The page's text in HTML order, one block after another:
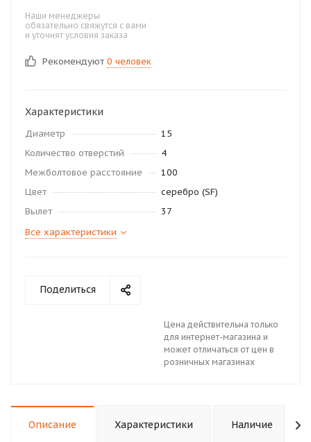
Наши менеджеры
обязательно свяжутся с вами
и уточнят условия заказа
Рекомендуют 0 человек
Характеристики
Диаметр
15
Количество отверстий
4
Межболтовое расстояние
100
Цвет
серебро (SF)
Вылет
37
Все характеристики
Поделиться
Цена действительна только
для интернет-магазина и
может отличаться от цен в
розничных магазинах
Описание Характеристики Наличие